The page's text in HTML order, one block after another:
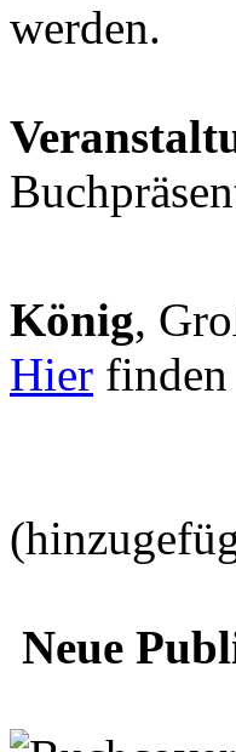
werden.
König,
Hier
Neue